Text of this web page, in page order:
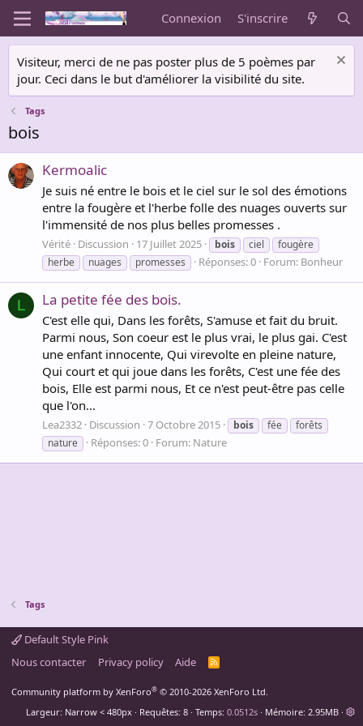
Connexion S'inscrire
Visiteur, merci de ne pas poster plus de 5 poèmes par
jour. Ceci dans le but d'améliorer la visibilité du site.
Tags
bois
Kermoalic
Je suis né entre le bois et le ciel sur le sol des émotions
entre la fougère et l'herbe folle des nuages ouverts sur
l'immensité de nos plus belles promesses .
Vérité Discussion 17 Juillet 2025 bois ciel
fougère
herbe
nuages promesses Réponses: 0 Forum: Bonheur
L La petite fée des bois.
C'est elle qui, Dans les forêts, S'amuse et fait du bruit.
Parmi nous, Son coeur est le plus vrai, le plus gai. C'est
une enfant innocente, Qui virevolte en pleine nature,
Qui court et qui joue dans les forêts, C'est une fée des
bois, Elle est parmi nous, Et ce n'est peut-être pas celle
que l'on...
Lea2332 Discussion 7 Octobre 2015 bois fée
forêts
nature
Réponses: 0 Forum: Nature
Tags
Default Style Pink
Nous contacter
Privacy policy Aide
R
Community platform by XenForo® © 2010-2026 XenForo Ltd.
Largeur
Requêtes 8 Temps 0.0512s Mémoire 2.95MB